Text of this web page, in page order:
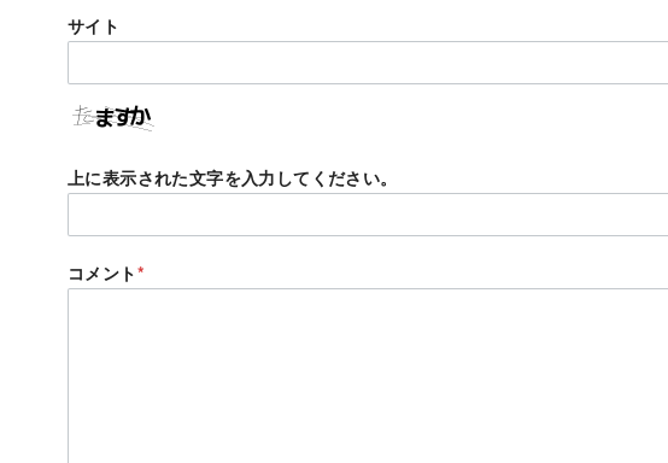
サイト
上に表示された文字を入力してください。
コメント*